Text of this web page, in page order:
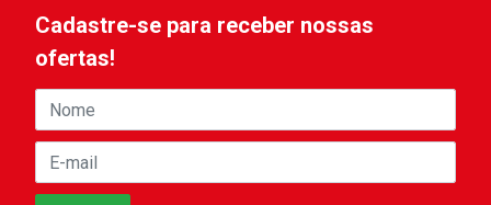
Cadastre-se para receber nossas
ofertas!